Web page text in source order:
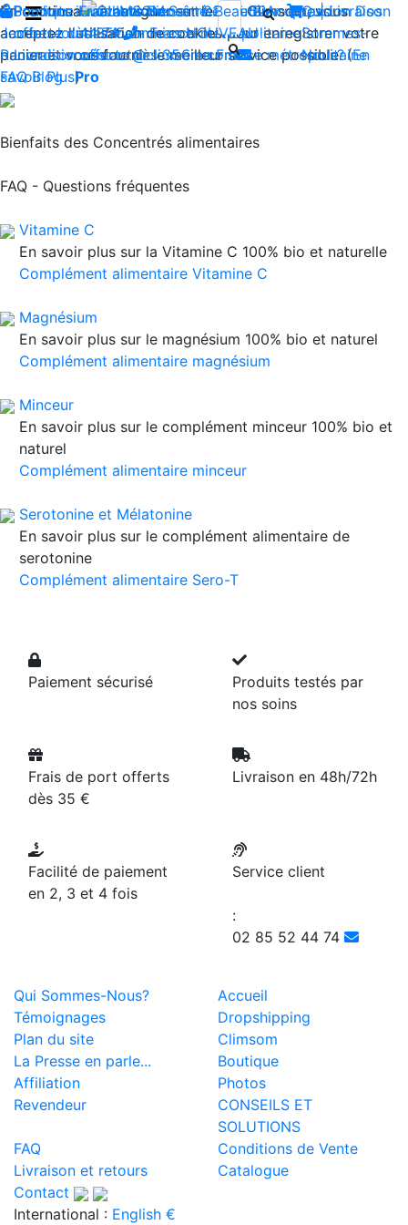
En continuant à naviguer sur le site Climsom, vous
acceptez l'utilisation de cookies pour enregistrer votre
panier et vous fournir le meilleur service possible. (En
savoir Plus)
Produits innovants de Santé et de Bien-être | Livraison
offerte dès 35€ en France métropolitaine
Livraison offerte dès 35€ en France métropolitaine
Contactez-nous : 02 85 52
44 74
-
contact@climsom.com
Qui
Sommes-
Nous?
Boutique Fraîcheur Bien-être Beauté Acupression Dos
Jambes lourdes Insomnies NOUVEAU
Reconditionnés
FAQ Blog Pro
Bienfaits des Concentrés alimentaires
FAQ - Questions fréquentes
Vitamine C
En savoir plus sur la Vitamine C 100% bio et naturelle
Complément alimentaire Vitamine C
Magnésium
En savoir plus sur le magnésium 100% bio et naturel
Complément alimentaire magnésium
Minceur
En savoir plus sur le complément minceur 100% bio et
naturel
Complément alimentaire minceur
Serotonine et Mélatonine
En savoir plus sur le complément alimentaire de
serotonine
Complément alimentaire Sero-T
Paiement sécurisé
Produits testés par
nos soins
Frais de port offerts
dès 35 €
Livraison en 48h/72h
Facilité de paiement
en 2, 3 et 4 fois
Service client
:
02 85 52 44 74
Qui Sommes-Nous?
Accueil
Témoignages
Dropshipping
Plan du site
Climsom
La Presse en parle...
Boutique
Affiliation
Photos
Revendeur
CONSEILS ET
SOLUTIONS
FAQ
Conditions de Vente
Livraison et retours
Catalogue
Contact
International : English €